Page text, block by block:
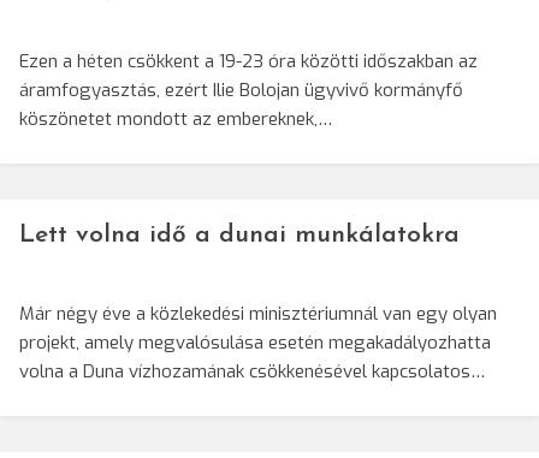
Ezen a héten csökkent a 19-23 óra közötti időszakban az
áramfogyasztás, ezért Ilie Bolojan ügyvivő kormányfő
köszönetet mondott az embereknek,…
Lett volna idő a dunai munkálatokra
Már négy éve a közlekedési minisztériumnál van egy olyan
projekt, amely megvalósulása esetén megakadályozhatta
volna a Duna vízhozamának csökkenésével kapcsolatos…